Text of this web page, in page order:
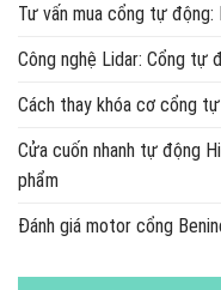
Tư vấn mua cổng tự
Công nghệ Lidar: Cổng tự
Cách thay khóa cơ cổng
Cửa cuốn nhanh tự động
phẩm
Đánh giá motor cổng